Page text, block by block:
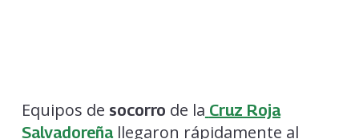
Equipos de socorro de la Cruz Roja
Salvadoreñallegaron rápidamente al